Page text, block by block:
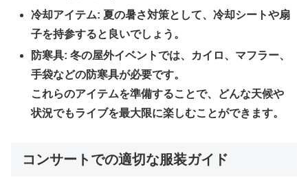
冷却アイテム: 夏の暑さ対策として、冷却シートや扇
子を持参すると良いでしょう。
防寒具: 冬の屋外イベントでは、カイロ、マフラー、
手袋などの防寒具が必要です。
これらのアイテムを準備することで、どんな天候や
状況でもライブを最大限に楽しむことができます。
コンサートでの適切な服装ガイド